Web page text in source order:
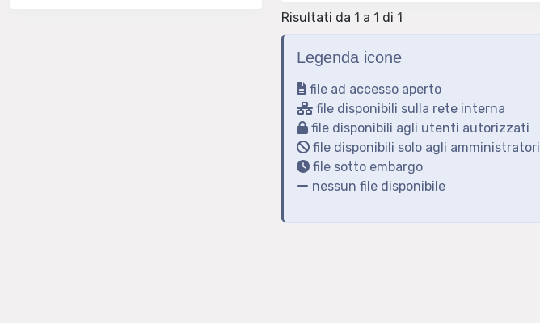
Risultati da 1 a 1 di 1
Legenda icone
file ad accesso aperto
file disponibili sulla rete interna
file disponibili agli utenti autorizzati
file disponibili solo agli amministratori
file sotto embargo
nessun file disponibile